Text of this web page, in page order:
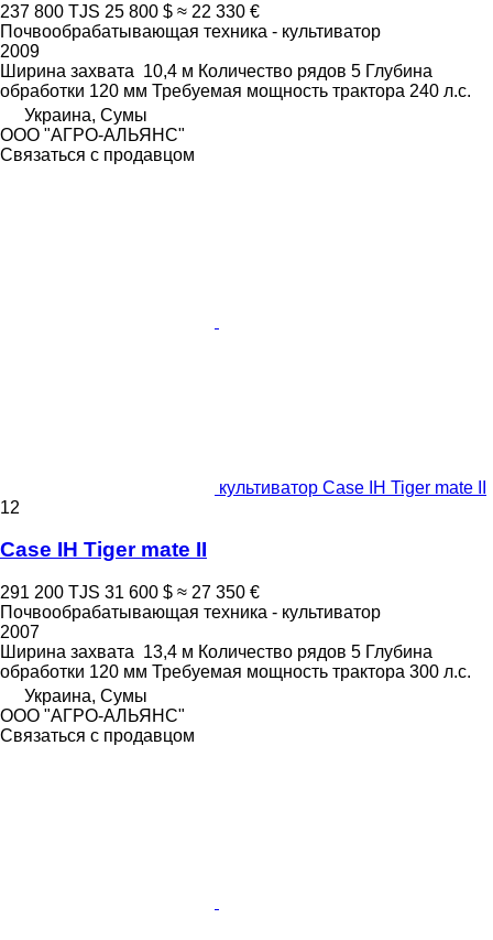
237 800 TJS 25 800 $ ≈ 22 330 €
Почвообрабатывающая техника - культиватор
2009
Ширина захвата 10,4 м Количество рядов 5 Глубина
обработки 120 мм Требуемая мощность трактора 240 л.с.
Украина, Сумы
ООО "АГРО-АЛЬЯНС"
Связаться с продавцом
культиватор Case IH Tiger mate II
12
Case IH Tiger mate II
291 200 TJS 31 600 $ ≈ 27 350 €
Почвообрабатывающая техника - культиватор
2007
Ширина захвата 13,4 м Количество рядов 5 Глубина
обработки 120 мм Требуемая мощность трактора 300 л.с.
Украина, Сумы
ООО "АГРО-АЛЬЯНС"
Связаться с продавцом